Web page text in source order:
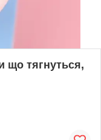
що тягнуться,